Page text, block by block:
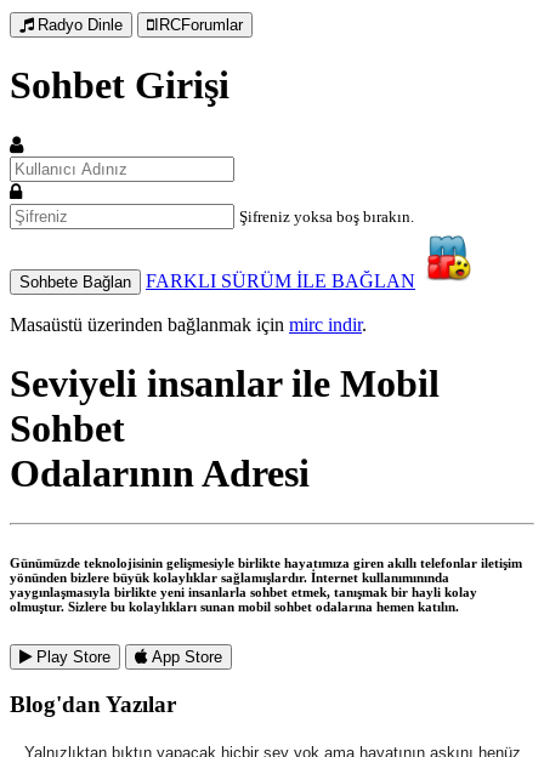
Radyo Dinle IRCForumlar
Sohbet Girişi
Şifreniz yoksa boş bırakın.
Sohbete Bağlan FARKLI SÜRÜM İLE BAĞLAN
Masaüstü üzerinden bağlanmak için mirc indir.
Seviyeli insanlar ile Mobil
Sohbet
Odalarının Adresi
Günümüzde teknolojisinin gelişmesiyle birlikte hayatımıza giren akıllı telefonlar iletişim
yönünden bizlere büyük kolaylıklar sağlamışlardır. İnternet kullanımınında
yaygınlaşmasıyla birlikte yeni insanlarla sohbet etmek, tanışmak bir hayli kolay
olmuştur. Sizlere bu kolaylıkları sunan mobil sohbet odalarına hemen katılın.
Play Store App Store
Blog'danYazılar
Yalnızlıktan bıktın yapacak hiçbir şey yok ama hayatının aşkını henüz